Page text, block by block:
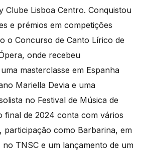
Clube Lisboa Centro. Conquistou
e prémios em competições
o Concurso de Canto Lírico de
onde recebeu
masterclasse em Espanha
Mariella Devia e uma
no Festival de Música de
final de 2024 conta com vários
participação como Barbarina, em
no TNSC e um lançamento de um